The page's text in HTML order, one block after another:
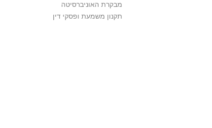
מבקרת האוניברסיטה
תקנון משמעת ופסקי דין